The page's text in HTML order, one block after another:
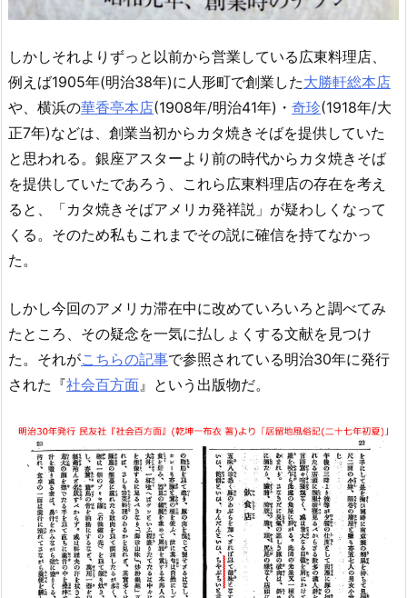
しかしそれよりずっと以前から営業している広東料理店、
例えば1905年(明治38年)に人形町で創業した大勝軒総本店
や、横浜の華香亭本店(1908年/明治41年)・ 奇珍(1918年/大
正7年)などは、創業当初からカタ焼きそばを提供していた
と思われる。銀座アスターより前の時代からカタ焼きそば
を提供していたであろう、これら広東料理店の存在を考え
ると、「カタ焼きそばアメリカ発祥説」が疑わしくなって
くる。そのため私もこれまでその説に確信を持てなかっ
た。
しかし今回のアメリカ滞在中に改めていろいろと調べてみ
たところ、その疑念を一気に払しょくする文献を見つけ
た。それがこちらの記事で参照されている明治30年に発行
された『社会百方面』という出版物だ。